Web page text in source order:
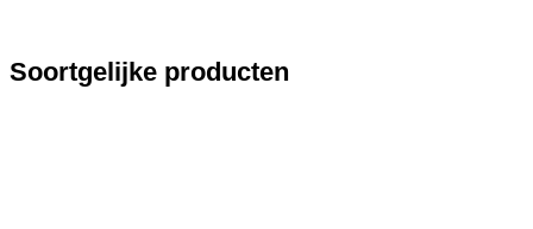
Soortgelijke producten